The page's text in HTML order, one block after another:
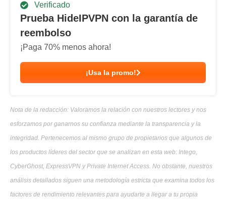
Nota de la redacción: Valoramos la relación con nuestros lectores y nos
esforzamos por ganarnos su confianza mediante la transparencia y la
integridad. Pertenecemos al mismo grupo de propietarios que algunos de
los productos líderes del sector que se analizan en esta web: Intego,
CyberGhost, ExpressVPN y Private Internet Access. No obstante, nuestros
análisis detallados siguen una metodología estricta que examina todos los
factores de rendimiento relevantes para ayudarte a llegar a tu propia
Verificado
Prueba HideIPVPN con la garantía de
reembolso
¡Paga 70% menos ahora!
¡Usa la promo!